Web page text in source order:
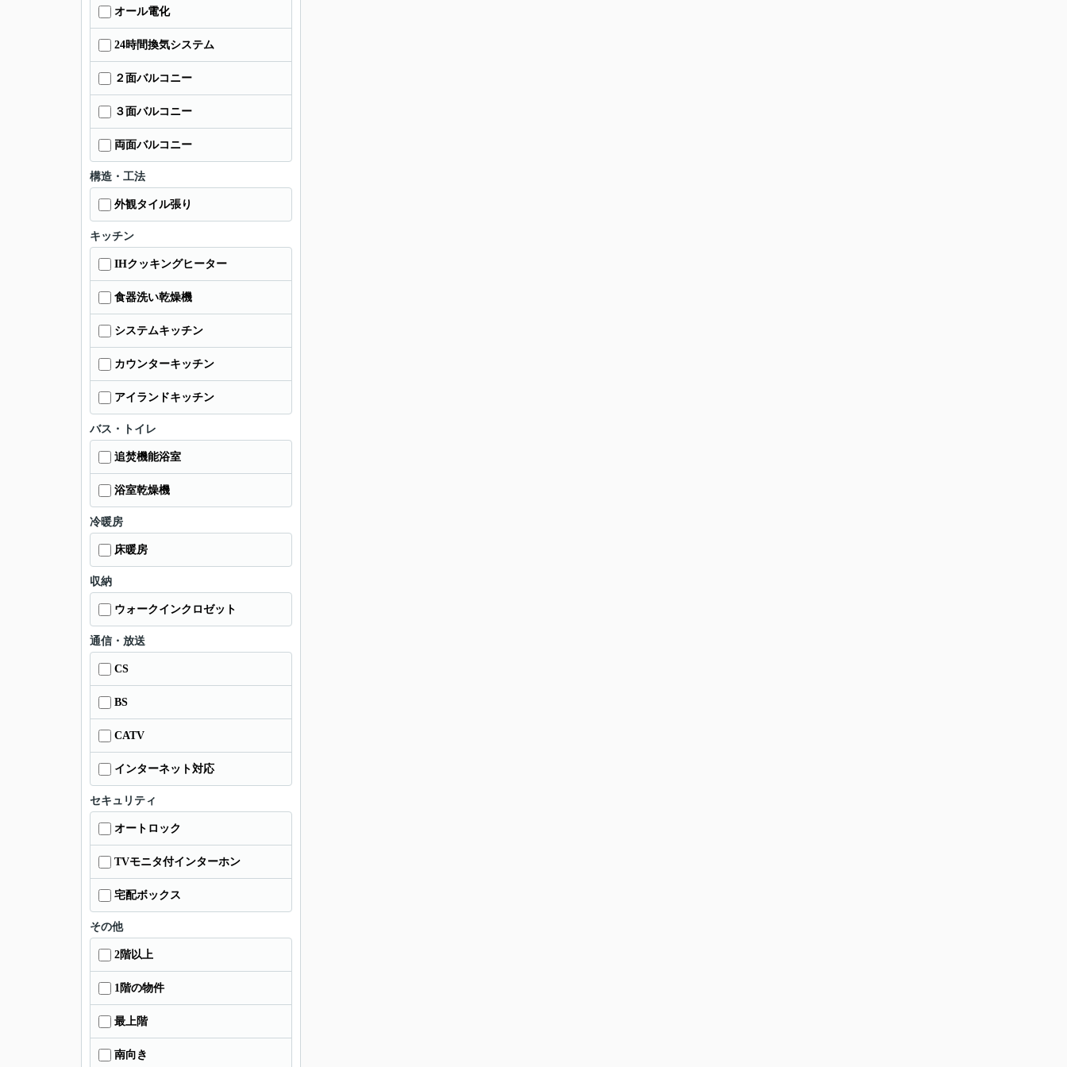
オール電化
24時間換気システム
２面バルコニー
３面バルコニー
両面バルコニー
構造・工法
外観タイル張り
キッチン
IHクッキングヒーター
食器洗い乾燥機
システムキッチン
カウンターキッチン
アイランドキッチン
バス・トイレ
追焚機能浴室
浴室乾燥機
冷暖房
床暖房
収納
ウォークインクロゼット
通信・放送
CS
BS
CATV
インターネット対応
セキュリティ
オートロック
TVモニタ付インターホン
宅配ボックス
その他
2階以上
1階の物件
最上階
南向き